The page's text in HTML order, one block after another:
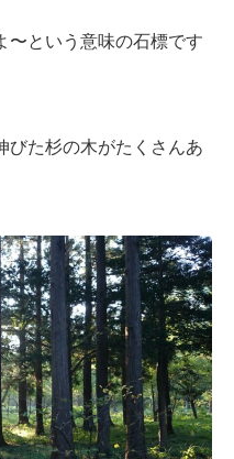
〜という意味の石標です
びた杉の木がたくさんあ